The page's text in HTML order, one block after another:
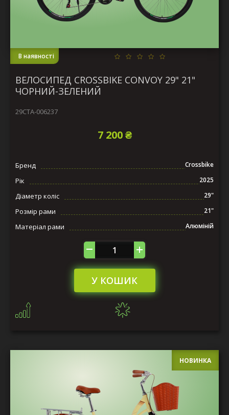
В наявності
ВЕЛОСИПЕД CROSSBIKE CONVOY 29" 21"
ЧОРНИЙ-ЗЕЛЕНИЙ
29СTA-006237
7 200 ₴
Бренд Crossbike
Рік 2025
Діаметр коліс 29"
Розмір рами 21"
Матеріал рами Алюміній
У КОШИК
НОВИНКА